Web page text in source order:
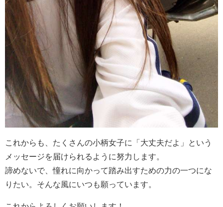
これからも、たくさんの小柄女子に「大丈夫だよ」という
メッセージを届けられるように努力します。
諦めないで、憧れに向かって踏み出すための力の一つにな
りたい。そんな風にいつも願っています。